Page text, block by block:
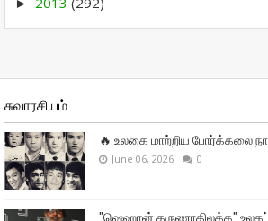
►
சுவாரசியம்
🔥 உலகை மாற்றிய போர்க்கலை
June 06, 2026 0
"ஷெஹான் கருணாதிலக்க" உலகப்